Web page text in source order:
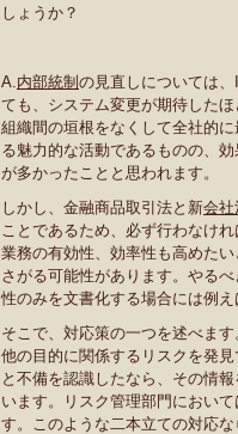
しょうか？
A.内部統制 の見直しについては
ても、システム変更が期待した
組織間の垣根をなくして全社的
る魅力的な活動であるものの、
が多かったことと思われます。
しかし、金融商品取引法と新会社
ことであるため、必ず行わなけ
業務の有効性、効率性も高めた
さがる可能性があります。やる
性のみを文書化する場合には例
そこで、対応策の一つを述べます
他の目的に関係するリスクを発
と不備を認識したなら、その情
います。リスク管理部門におい
す。このような二本立ての対応